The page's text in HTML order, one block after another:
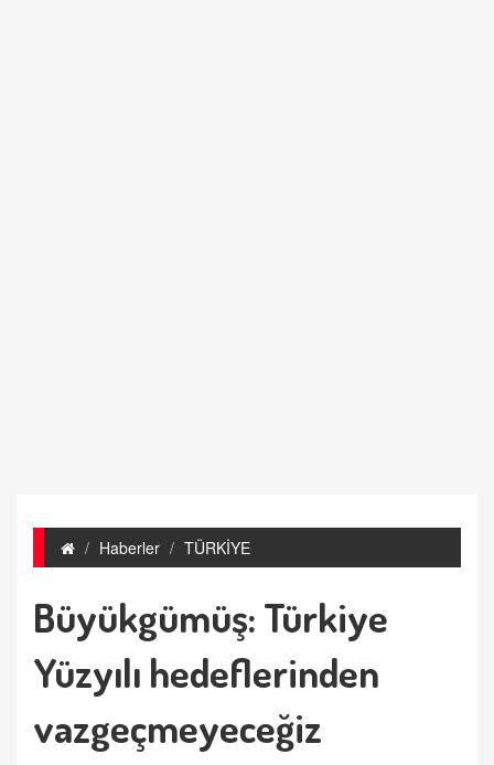
Haberler TÜRKİYE
Büyükgümüş: Türkiye
Yüzyılı hedeflerinden
vazgeçmeyeceğiz